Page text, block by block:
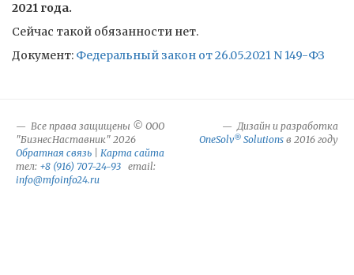
2021 года.
Сейчас такой обязанности нет.
Документ: Федеральный закон от 26.05.2021 N 149-ФЗ
Все права защищены © ООО
"БизнесНаставник" 2026
Обратная связь
Карта сайта
тел: +8 (916) 707-24-93 email:
info@mfoinfo24.ru
Дизайн и разработка
OneSolv® Solutions в 2016 году